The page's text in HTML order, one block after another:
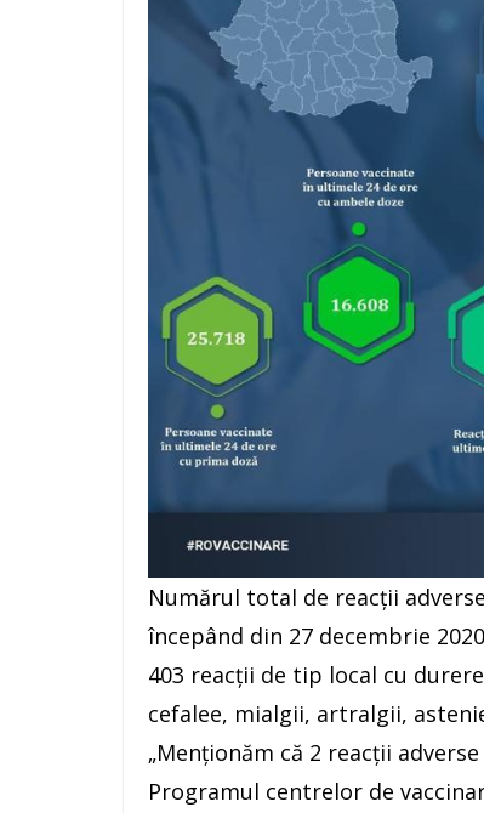
Numărul total de reacţii
începând din 27 decembrie
403 reacţii de tip local cu
cefalee, mialgii, artralgii,
„Menţionăm că 2 reacţii
Programul centrelor de